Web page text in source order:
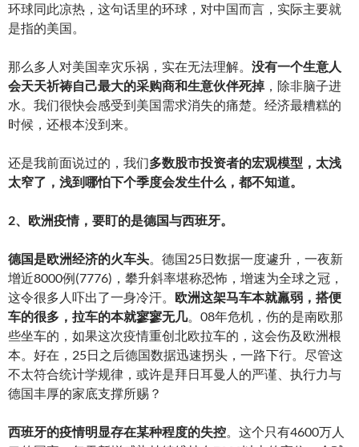
环球同此凉热，这句话里的环球，对中国而言，实际主要就
是指的美国。
那么多人对美国幸灾乐祸，实在无法理解。 没有一个生意人
会天天祈祷自己最大的采购商和生意伙伴死掉，除非脑子进
水。我们很快会感受到美国需求消失的痛楚。经济最糟糕的
时候，还根本没到来。
还是我前面说过的，我们多数股市投资者的宏观模型，太浅
太窄了，浅到哪怕下个季度会发生什么，都不知道。
2、欧洲疫情，要盯的是德国与西班牙。
德国是欧洲经济的火车头。德国25日数据一度遽升，一夜新
增近8000例(7776)，攀升斜率堪称恐怖，增速为全球之冠，
这令很多人吓出了一身冷汗。 欧洲这架马车本就羸弱，搭便
车的很多，拉车的本就寥寥无几。08年危机，伤的是南欧那
些坐车的，如果这次疫情重创北欧拉车的，这会伤及欧洲根
本。好在，25日之后德国数据迅速拐头，一路下行。尽管这
不太符合统计学规律，或许是拜日耳曼人的严谨、执行力与
德国丰厚的家底支撑所赐？
西班牙的疫情明显存在某种程度的失控。这个只有4600万人